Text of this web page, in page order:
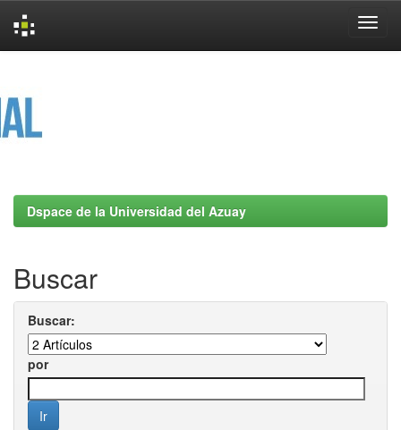
Dspace de la Universidad del Azuay
Buscar
Buscar:
por